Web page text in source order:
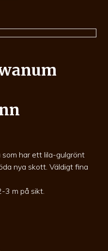
har ett lila-gulgrönt
nya skott. Väldigt fina
3 m på sikt.